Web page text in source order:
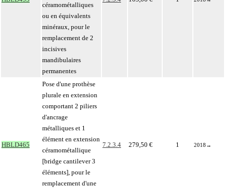
céramométalliques
ou en équivalents
minéraux, pour le
remplacement de 2
incisives
mandibulaires
permanentes
HBLD465
Pose d'une prothèse
plurale en extension
comportant 2 piliers
d'ancrage
métalliques et 1
élément en extension
céramométallique
[bridge cantilever 3
éléments], pour le
remplacement d'une
7.2.3.4 279,50 € 1 2018 →